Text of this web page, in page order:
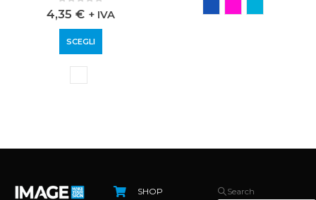
0out of 5
4,35 € + IVA
SCEGLI
5,83€ + IVA
SHOP
Search